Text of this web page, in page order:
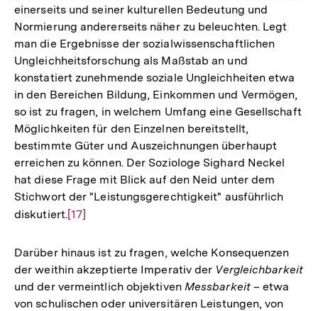
einerseits und seiner kulturellen Bedeutung und
Normierung andererseits näher zu beleuchten. Legt
man die Ergebnisse der sozialwissenschaftlichen
Ungleichheitsforschung als Maßstab an und
konstatiert zunehmende soziale Ungleichheiten etwa
in den Bereichen Bildung, Einkommen und Vermögen,
so ist zu fragen, in welchem Umfang eine Gesellschaft
Möglichkeiten für den Einzelnen bereitstellt,
bestimmte Güter und Auszeichnungen überhaupt
erreichen zu können. Der Soziologe Sighard Neckel
hat diese Frage mit Blick auf den Neid unter dem
Stichwort der "Leistungsgerechtigkeit" ausführlich
diskutiert.Zur
der
Fußnote
[17]
Darüber hinaus ist zu fragen, welche Konsequenzen
der weithin akzeptierte Imperativ der Vergleichbarkeit
und der vermeintlich objektiven Messbarkeit– etwa
von schulischen oder universitären Leistungen, von